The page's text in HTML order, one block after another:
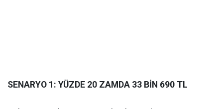
SENARYO 1: YÜZDE 20 ZAMDA 33 BİN 690 TL